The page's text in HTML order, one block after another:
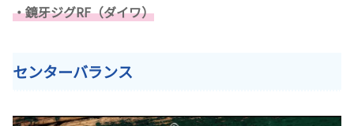
・鏡牙ジグRF（ダイワ）
センターバランス